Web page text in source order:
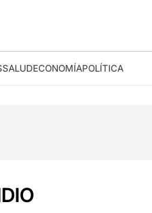
SALUDECONOMÍAPOLÍTICA